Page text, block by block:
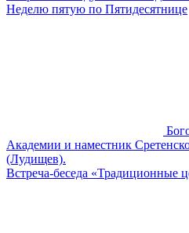
Неделю пятую по Пятидесятнице
Академии и наместник
(Лудищев).
Встреча-беседа «Традиционные